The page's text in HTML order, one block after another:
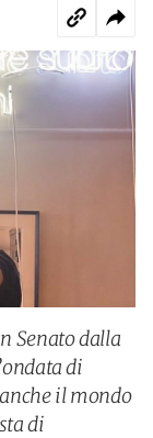
Senato dalla
di
il mondo
di